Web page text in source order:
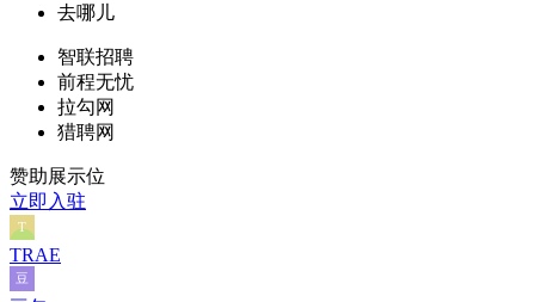
去哪儿
智联招聘
前程无忧
拉勾网
猎聘网
赞助展示位
立即入驻
TRAE